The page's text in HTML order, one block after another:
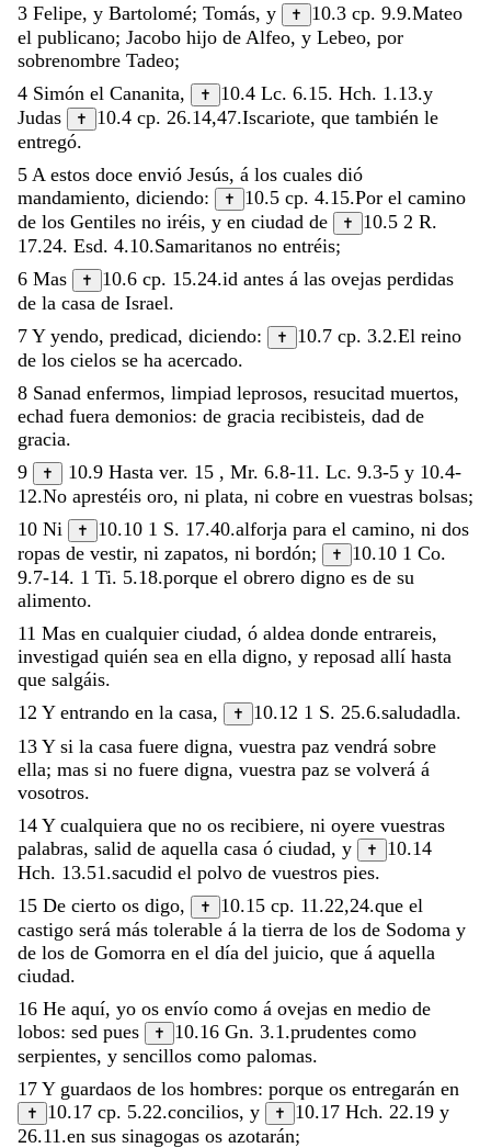
3 Felipe, y Bartolomé; Tomás, y ✝ 10.3 cp. 9.9.Mateo
el publicano; Jacobo hijo de Alfeo, y Lebeo, por
sobrenombre Tadeo;
4 Simón el Cananita, ✝ 10.4 Lc. 6.15. Hch. 1.13.y
Judas
✝ 10.4 cp. 26.14,47.Iscariote, que también le
entregó.
5 A estos doce envió Jesús, á los cuales dió
mandamiento, diciendo: ✝ 10.5 cp. 4.15.Por el camino
de los Gentiles no iréis, y en ciudad de ✝ 10.5 2 R.
17.24. Esd. 4.10.Samaritanos no entréis;
6 Mas ✝ 10.6 cp. 15.24.id antes á las ovejas perdidas
de la casa de Israel.
7 Y yendo, predicad, diciendo: ✝ 10.7 cp. 3.2.El reino
de los cielos se ha acercado.
8 Sanad enfermos, limpiad leprosos, resucitad muertos,
echad fuera demonios: de gracia recibisteis, dad de
gracia.
9
✝ 10.9 Hasta ver. 15 , Mr. 6.8-11 . Lc. 9.3-5 y 10.4-
12.No aprestéis oro, ni plata, ni cobre en vuestras bolsas;
10 Ni ✝ 10.10 1 S. 17.40.alforja para el camino, ni dos
ropas de vestir, ni zapatos, ni bordón; ✝ 10.10 1 Co.
9.7-14. 1 Ti. 5.18.porque el obrero digno es de su
alimento.
11 Mas en cualquier ciudad, ó aldea donde entrareis,
investigad quién sea en ella digno, y reposad allí hasta
que salgáis.
12 Y entrando en la casa, ✝ 10.12 1 S. 25.6.saludadla.
13 Y si la casa fuere digna, vuestra paz vendrá sobre
ella; mas si no fuere digna, vuestra paz se volverá á
vosotros.
14 Y cualquiera que no os recibiere, ni oyere vuestras
palabras, salid de aquella casa ó ciudad, y ✝
10.14
Hch. 13.51 .sacudid el polvo de vuestros pies.
15 De cierto os digo, ✝ 10.15 cp. 11.22,24.que el
castigo será más tolerable á la tierra de los de Sodoma y
de los de Gomorra en el día del juicio, que á aquella
ciudad.
16 He aquí, yo os envío como á ovejas en medio de
lobos: sed pues ✝ 10.16 Gn. 3.1 .prudentes como
serpientes, y sencillos como palomas.
17 Y guardaos de los hombres: porque os entregarán en
✝ 10.17 cp. 5.22.concilios, y ✝ 10.17 Hch. 22.19 y
26.11 .en sus sinagogas os azotarán;